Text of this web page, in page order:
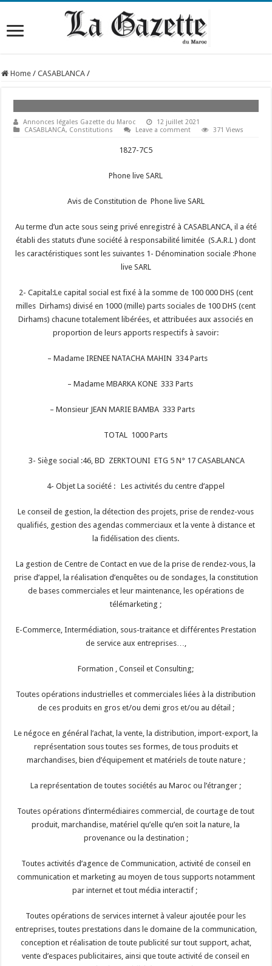
Home / CASABLANCA /
Annonces légales Gazette du Maroc
12 juillet 2021
CASABLANCA, Constitutions Leave a comment 371 Views
1827-7C5
Phone live SARL
Avis de Constitution de Phone live SARL
Au terme d’un acte sous seing privé enregistré à CASABLANCA, il a été
établi des statuts d’une société à responsabilité limitée (S.A.R.L ) dont
les caractéristiques sont les suivantes 1- Dénomination sociale :Phone
live SARL
2- Capital:Le capital social est fixé à la somme de 100 000 DHS (cent
milles Dirhams) divisé en 1000 (mille) parts sociales de 100 DHS (cent
Dirhams) chacune totalement libérées, et attribuées aux associés en
proportion de leurs apports respectifs à savoir:
– Madame IRENEE NATACHA MAHIN 334 Parts
– Madame MBARKA KONE 333 Parts
– Monsieur JEAN MARIE BAMBA 333 Parts
TOTAL 1000 Parts
3- Siège social :46, BD ZERKTOUNI ETG 5 N° 17 CASABLANCA
4- Objet La société : Les activités du centre d’appel
Le conseil de gestion, la détection des projets, prise de rendez-vous
qualifiés, gestion des agendas commerciaux et la vente à distance et
la fidélisation des clients.
La gestion de Centre de Contact en vue de la prise de rendez-vous, la
prise d’appel, la réalisation d’enquêtes ou de sondages, la constitution
de bases commerciales et leur maintenance, les opérations de
télémarketing ;
E-Commerce, Intermédiation, sous-traitance et différentes Prestation
de service aux entreprises…,
Formation , Conseil et Consulting;
Toutes opérations industrielles et commerciales liées à la distribution
de ces produits en gros et/ou demi gros et/ou au détail ;
Le négoce en général l’achat, la vente, la distribution, import-export, la
représentation sous toutes ses formes, de tous produits et
marchandises, bien d’équipement et matériels de toute nature ;
La représentation de toutes sociétés au Maroc ou l’étranger ;
Toutes opérations d’intermédiaires commercial, de courtage de tout
produit, marchandise, matériel qu’elle qu’en soit la nature, la
provenance ou la destination ;
Toutes activités d’agence de Communication, activité de conseil en
communication et marketing au moyen de tous supports notamment
par internet et tout média interactif ;
Toutes opérations de services internet à valeur ajoutée pour les
entreprises, toutes prestations dans le domaine de la communication,
conception et réalisation de toute publicité sur tout support, achat,
vente d’espaces publicitaires, ainsi que toute activité de conseil en